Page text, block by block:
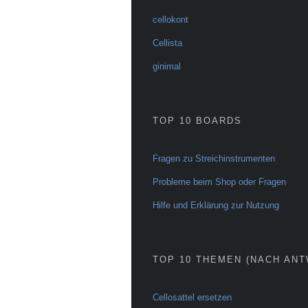
cellokont
Cellista
ginimal
TOP 10 BOARDS
Fragen zu Streichinstrumenten
Probleme beim Shop oder Fragen
Hilfe und Erklärung zur Nutzung
TOP 10 THEMEN (NACH
Cellosattel ersetzen